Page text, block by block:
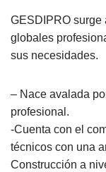
GESDIPRO surge
globales
sus necesidades.
– Nace avalada
profesional.
-Cuenta con el
técnicos con una
Construcción a